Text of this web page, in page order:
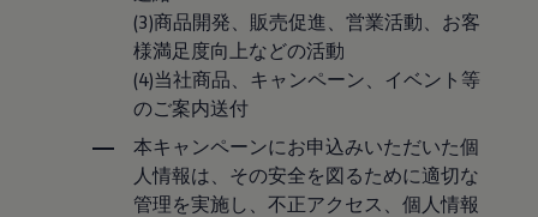
2021
2020
2019
2018
2017
2016
2015
リコール関連情報
セーフティ マイスター
(3)商品開発、販売促進、営業活動、お客
様満足度向上などの活動
(4)当社商品、キャンペーン、イベント等
のご案内送付
本キャンペーンにお申込みいただいた個
人情報は、その安全を図るために適切な
管理を実施し、不正アクセス、個人情報